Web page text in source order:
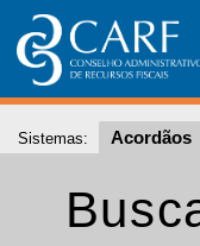
Sistemas: Acordãos